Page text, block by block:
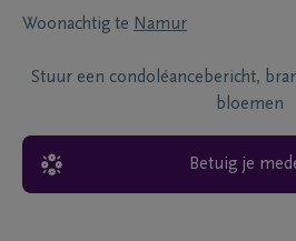
Woonachtig te Namur
Stuur een condoléancebericht,
bloemen
Betuig je